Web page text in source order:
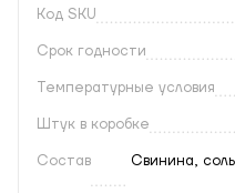
Код SKU
Срок годности
Температурные условия
Штук в коробке
Состав
Свинина,